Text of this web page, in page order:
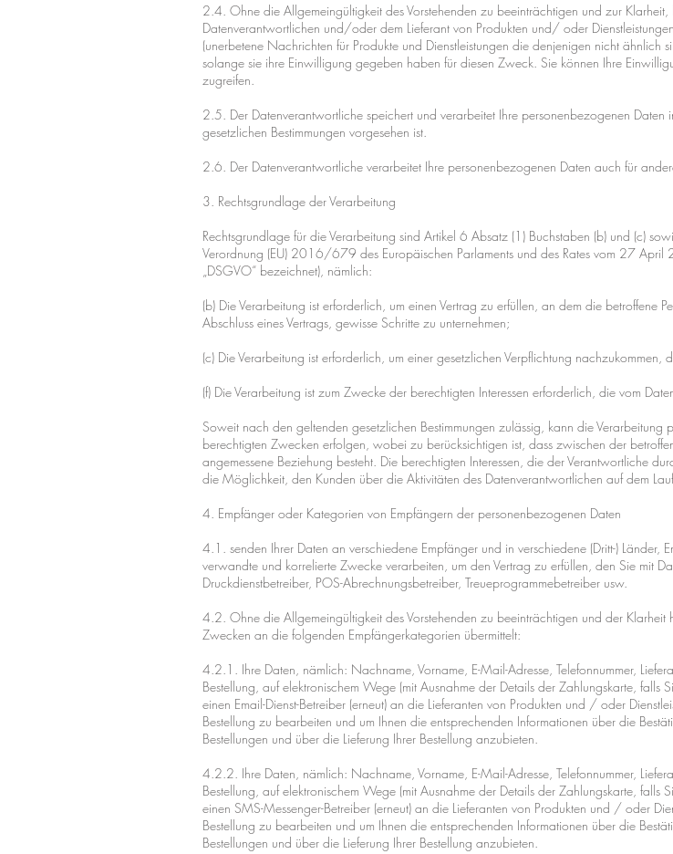
2.4. Ohne die Allgemeingültigkeit des Vorstehenden zu beeinträchtigen und zur Klarheit,
Datenverantwortlichen und/oder dem Lieferant von Produkten und/ oder
(unerbetene Nachrichten für Produkte und Dienstleistungen die denjenigen nicht
solange sie ihre Einwilligung gegeben haben für diesen Zweck. Sie können Ihre
zugreifen.
2.5. Der Datenverantwortliche speichert und verarbeitet Ihre personenbezogenen
gesetzlichen Bestimmungen vorgesehen ist.
2.6. Der Datenverantwortliche verarbeitet Ihre personenbezogenen Daten auch für
3. Rechtsgrundlage der Verarbeitung
Rechtsgrundlage für die Verarbeitung sind Artikel 6 Absatz (1) Buchstaben (b) und (c)
Verordnung (EU) 2016/679 des Europäischen Parlaments und des Rates vom 27 April
„DSGVO“ bezeichnet), nämlich:
(b) Die Verarbeitung ist erforderlich, um einen Vertrag zu erfüllen, an dem die betroffene
Abschluss eines Vertrags, gewisse Schritte zu unternehmen;
(c) Die Verarbeitung ist erforderlich, um einer gesetzlichen Verpflichtung nachzukommen,
(f) Die Verarbeitung ist zum Zwecke der berechtigten Interessen erforderlich, die vom
Soweit nach den geltenden gesetzlichen Bestimmungen zulässig, kann die
berechtigten Zwecken erfolgen, wobei zu berücksichtigen ist, dass zwischen der
angemessene Beziehung besteht. Die berechtigten Interessen, die der Verantwortliche
die Möglichkeit, den Kunden über die Aktivitäten des Datenverantwortlichen auf dem
4. Empfänger oder Kategorien von Empfängern der personenbezogenen Daten
4.1. senden Ihrer Daten an verschiedene Empfänger und in verschiedene (Dritt-)
verwandte und korrelierte Zwecke verarbeiten, um den Vertrag zu erfüllen, den Sie mit
Druckdienstbetreiber, POS-Abrechnungsbetreiber, Treueprogrammebetreiber usw.
4.2. Ohne die Allgemeingültigkeit des Vorstehenden zu beeinträchtigen und der
Zwecken an die folgenden Empfängerkategorien übermittelt:
4.2.1. Ihre Daten, nämlich: Nachname, Vorname, E-Mail-Adresse, Telefonnummer,
Bestellung, auf elektronischem Wege (mit Ausnahme der Details der Zahlungskarte,
einen Email-Dienst-Betreiber (erneut) an die Lieferanten von Produkten und / oder
Bestellung zu bearbeiten und um Ihnen die entsprechenden Informationen über die
Bestellungen und über die Lieferung Ihrer Bestellung anzubieten.
4.2.2. Ihre Daten, nämlich: Nachname, Vorname, E-Mail-Adresse, Telefonnummer,
Bestellung, auf elektronischem Wege (mit Ausnahme der Details der Zahlungskarte,
einen SMS-Messenger-Betreiber (erneut) an die Lieferanten von Produkten und / oder
Bestellung zu bearbeiten und um Ihnen die entsprechenden Informationen über die
Bestellungen und über die Lieferung Ihrer Bestellung anzubieten.